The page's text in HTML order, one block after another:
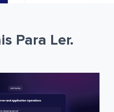
Para Ler.